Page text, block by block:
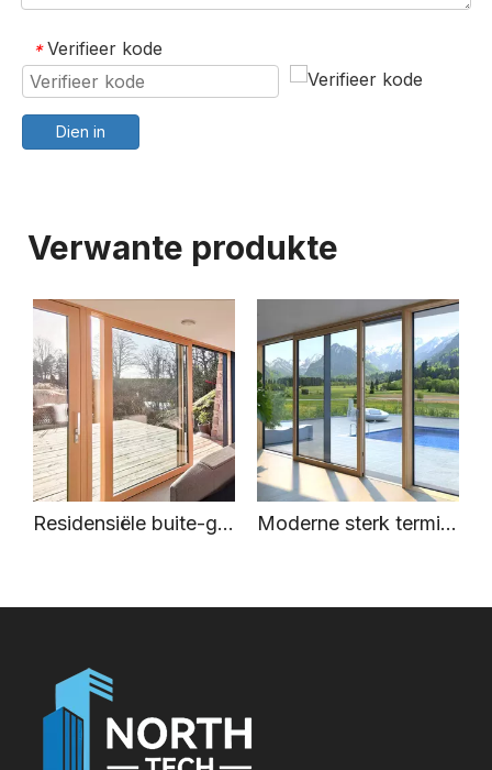
* Verifieer kode
Dien in
Verwante produkte
Hoë kwaliteit Amerika NFRC-gesertifiseerde aluminiumbeklede hout-skarnierdeure prys Residensiële buite-geïsoleerde hoë kwaliteit aluminium beklede hout-hysbak-skuifdeur vir villa